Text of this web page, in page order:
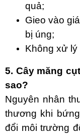
quả;
Gieo vào
bị úng;
Không xử lý
5. Cây măng
sao?
Nguyên nhân
thương khi
đổi môi trường